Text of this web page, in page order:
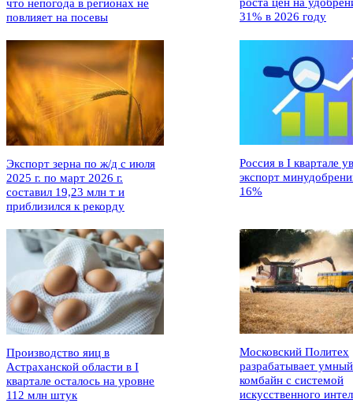
что непогода в регионах не
повлияет на посевы
31% в 2026 году
Экспорт зерна по ж/д с июля
2025 г. по март 2026 г.
составил 19,23 млн т и
приблизился к рекорду
Россия в I квартале
экспорт
16%
Производство яиц в
Астраханской области в I
квартале осталось на уровне
112 млн штук
Московский Политех
разрабатывает умный
комбайн с системой
искусственного